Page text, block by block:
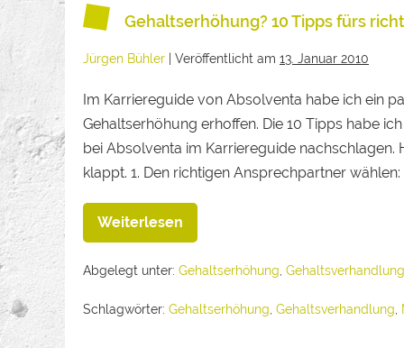
Gehaltserhöhung? 10 Tipps fürs
Jürgen Bühler Veröffentlicht am 13. Januar 2010
Im Karriereguide von Absolventa habe ich ein
Gehaltserhöhung erhoffen. Die 10 Tipps habe
bei Absolventa im Karriereguide nachschlagen.
klappt. 1. Den richtigen Ansprechpartner wählen:
Weiterlesen
Abgelegt unter: Gehaltserhöhung Gehaltsverhandlung
Schlagwörter: Gehaltserhöhung Gehaltsverhandlung